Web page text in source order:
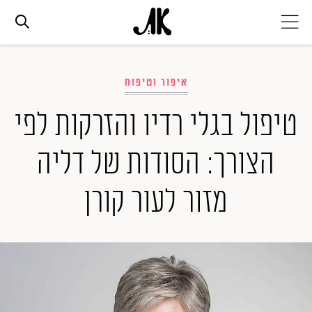
אופנה
סלבס
ערוצים נוספים
המגזין
איפור וטיפוח
טיפול בגלי רדיו והזרקות לפי
הצורך: הסודות של דליה
מזור לעור קורן